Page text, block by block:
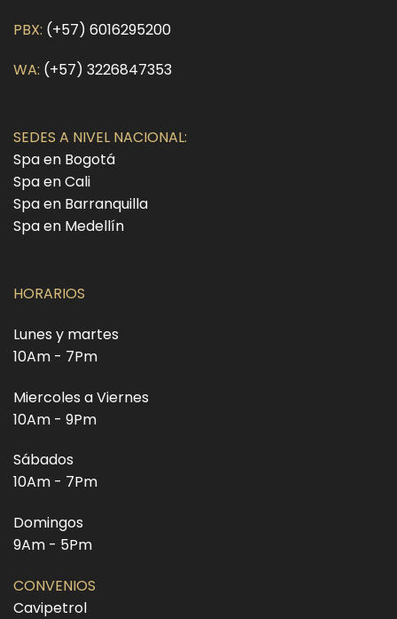
PBX: (+57) 6016295200
WA: (+57) 3226847353
SEDES A NIVEL NACIONAL:
Spa en Bogotá
Spa en Cali
Spa en Barranquilla
Spa en Medellín
HORARIOS
Lunes y martes
10Am - 7Pm
Miercoles a Viernes
10Am - 9Pm
Sábados
10Am - 7Pm
Domingos
9Am - 5Pm
CONVENIOS
Cavipetrol